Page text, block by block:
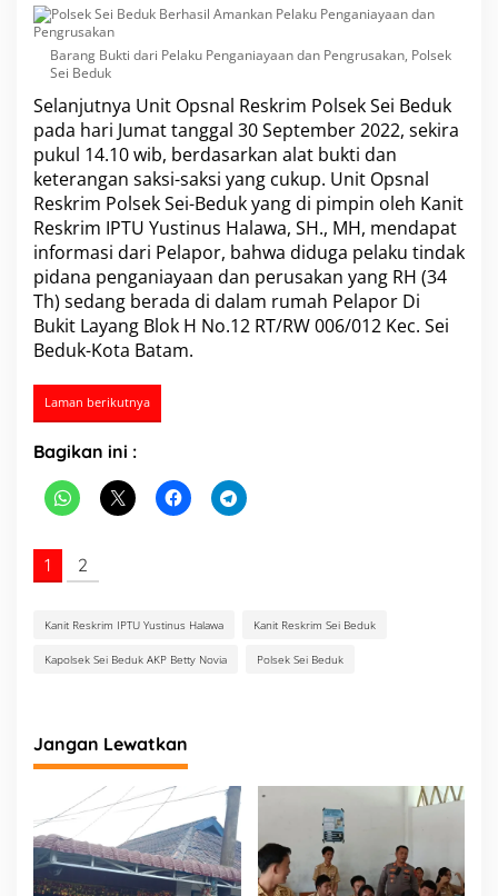
Barang Bukti dari Pelaku Penganiayaan dan Pengrusakan, Polsek
Sei Beduk
Selanjutnya Unit Opsnal Reskrim Polsek Sei Beduk
pada hari Jumat tanggal 30 September 2022, sekira
pukul 14.10 wib, berdasarkan alat bukti dan
keterangan saksi-saksi yang cukup. Unit Opsnal
Reskrim Polsek Sei-Beduk yang di pimpin oleh Kanit
Reskrim IPTU Yustinus Halawa, SH., MH, mendapat
informasi dari Pelapor, bahwa diduga pelaku tindak
pidana penganiayaan dan perusakan yang RH (34
Th) sedang berada di dalam rumah Pelapor Di
Bukit Layang Blok H No.12 RT/RW 006/012 Kec. Sei
Beduk-Kota Batam.
Laman berikutnya
Bagikan ini :
1 2
Kanit Reskrim IPTU Yustinus Halawa Kanit Reskrim Sei Beduk
Kapolsek Sei Beduk AKP Betty Novia Polsek Sei Beduk
Jangan Lewatkan